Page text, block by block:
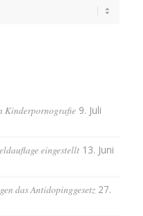
Kinderpornografie 9. Juli
eingestellt 13. Juni
das Antidopinggesetz 27.